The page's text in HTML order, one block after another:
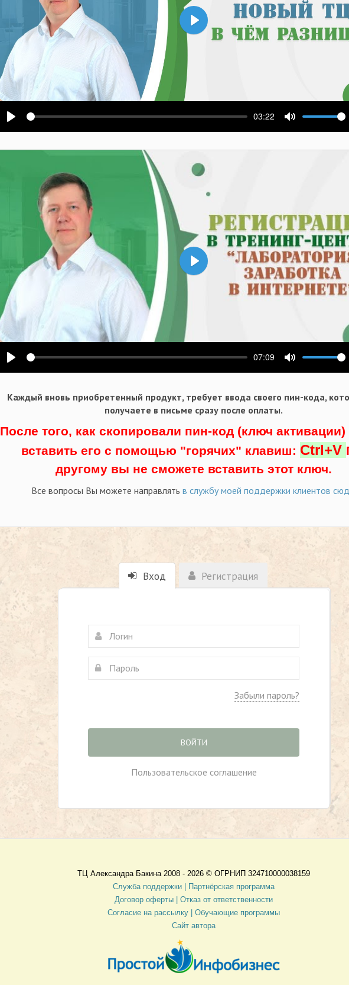
Воспроизвести
03:22
Выключить
Воспроизвести
Воспроизвести
07:09
Выключить
Воспроизвести
Каждый вновь приобретенный продукт, требует ввода своего пин-кода,
получаете в письме сразу после оплаты.
После того, как скопировали пин-код (ключ
вставить его с помощью "горячих" клавиш: Ctrl+V
другому вы не сможете вставить этот ключ.
Все вопросы Вы можете направлять в службу моей поддержки клиентов
Вход Регистрация
Забыли пароль?
ВОЙТИ
Пользовательское соглашение
ТЦ Александра Бакина 2008 - 2026 © ОГРНИП 324710000038159
Служба поддержки |
Партнёрская программа
Договор оферты
| Отказ от ответственности
Согласие на рассылку | Обучающие программы
Сайт автора